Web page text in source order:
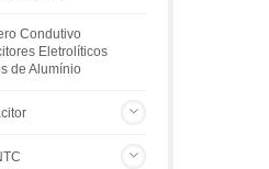
Condutivo
Eletrolíticos
de Alumínio